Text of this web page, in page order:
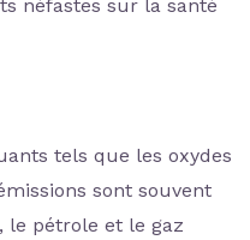
néfastes sur la santé
tels que les oxydes
sont souvent
le pétrole et le gaz